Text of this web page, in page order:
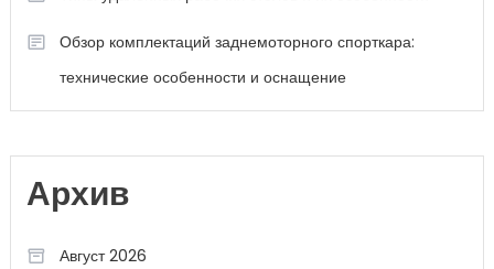
Обзор комплектаций заднемоторного спорткара:
технические особенности и оснащение
Архив
Август 2026